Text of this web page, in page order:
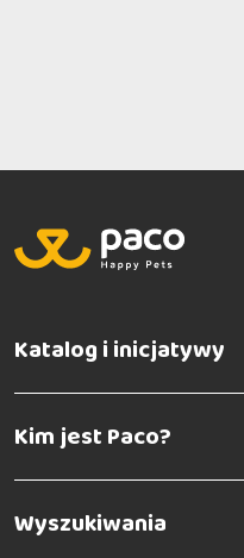
Katalog i inicjatywy
Kim jest Paco?
Wyszukiwania